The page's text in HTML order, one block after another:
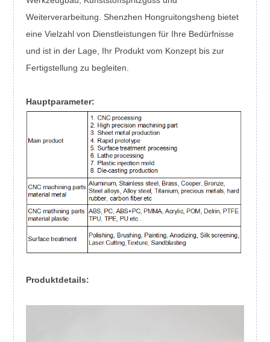
Weiterverarbeitung. Shenzhen Hongruitongsheng bietet
eine Vielzahl von Dienstleistungen für Ihre Bedürfnisse
und ist in der Lage, Ihr Produkt vom Konzept bis zur
Fertigstellung zu begleiten.
Hauptparameter:
Produktdetails: